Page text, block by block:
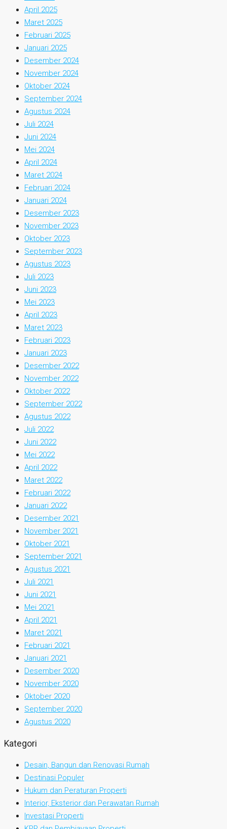
April 2025
Maret 2025
Februari 2025
Januari 2025
Desember 2024
November 2024
Oktober 2024
September 2024
Agustus 2024
Juli 2024
Juni 2024
Mei 2024
April 2024
Maret 2024
Februari 2024
Januari 2024
Desember 2023
November 2023
Oktober 2023
September 2023
Agustus 2023
Juli 2023
Juni 2023
Mei 2023
April 2023
Maret 2023
Februari 2023
Januari 2023
Desember 2022
November 2022
Oktober 2022
September 2022
Agustus 2022
Juli 2022
Juni 2022
Mei 2022
April 2022
Maret 2022
Februari 2022
Januari 2022
Desember 2021
November 2021
Oktober 2021
September 2021
Agustus 2021
Juli 2021
Juni 2021
Mei 2021
April 2021
Maret 2021
Februari 2021
Januari 2021
Desember 2020
November 2020
Oktober 2020
September 2020
Agustus 2020
Kategori
Desain, Bangun dan Renovasi Rumah
Destinasi Populer
Hukum dan Peraturan Properti
Interior, Eksterior dan Perawatan Rumah
Investasi Properti